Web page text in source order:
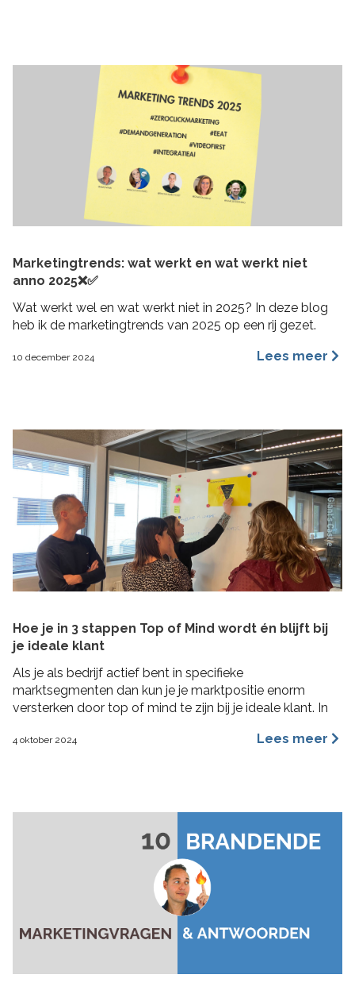
Marketingtrends: wat werkt en wat werkt niet
anno 2025❌✅
Wat werkt wel en wat werkt niet in 2025? In deze blog
heb ik de marketingtrends van 2025 op een rij gezet.
10 december 2024 Lees meer
Hoe je in 3 stappen Top of Mind wordt én blijft bij
je ideale klant
Als je als bedrijf actief bent in specifieke
marktsegmenten dan kun je je marktpositie enorm
versterken door top of mind te zijn bij je ideale klant. In
of Mind positie kunt veroveren bij je ideale klant met de
4 oktober 2024 Lees meer